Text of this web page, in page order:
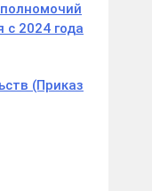
с 2024 года
(Приказ